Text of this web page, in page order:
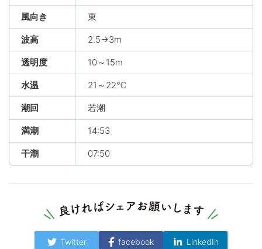
風向き 東
波高 2.5→3m
透明度 10～15m
水温 21～22℃
潮回 若潮
満潮 14:53
干潮 07:50
Twitter facebook LinkedIn